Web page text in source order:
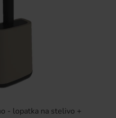
- lopatka na stelivo +